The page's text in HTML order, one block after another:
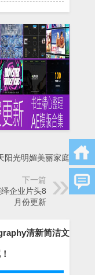
阳光明媚美丽家庭照片
下一篇
企业片头8
月份更新
清新简洁文